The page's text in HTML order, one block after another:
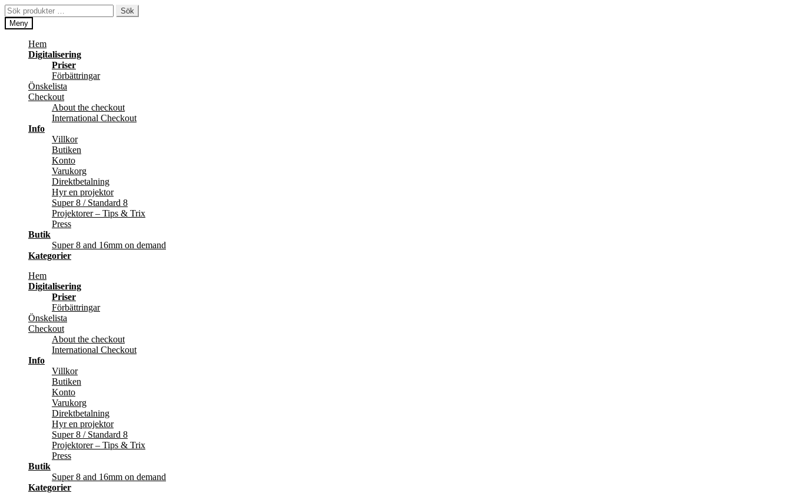
Hoppa
till
navigering
Hoppa
till
innehåll
Sök
efter:
Sök
Meny
Hem
Digitalisering
Priser
Förbättringar
Önskelista
Checkout
About the checkout
International Checkout
Info
Villkor
Butiken
Konto
Varukorg
Direktbetalning
Hyr en projektor
Super 8 / Standard 8
Projektorer – Tips & Trix
Press
Butik
Super 8 and 16mm on demand
Kategorier
Hem
Digitalisering
Priser
Förbättringar
Önskelista
Checkout
About the checkout
International Checkout
Info
Villkor
Butiken
Konto
Varukorg
Direktbetalning
Hyr en projektor
Super 8 / Standard 8
Projektorer – Tips & Trix
Press
Butik
Super 8 and 16mm on demand
Kategorier